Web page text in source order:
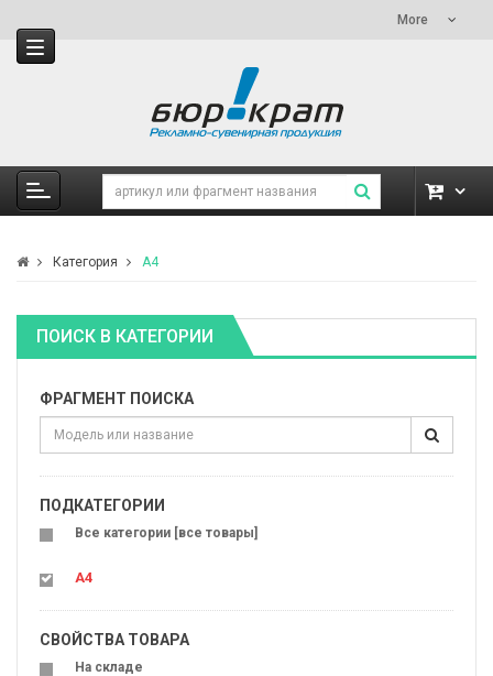
More
Категория A4
ПОИСК В КАТЕГОРИИ
ФРАГМЕНТ ПОИСКА
ПОДКАТЕГОРИИ
Все категории [все товары]
A4
СВОЙСТВА ТОВАРА
На складе